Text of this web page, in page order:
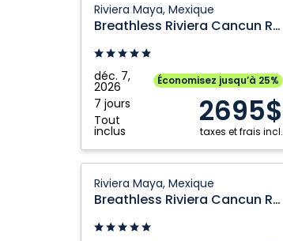
Riviera Maya, Mexique
Breathless Riviera Cancun Resort & Spa
déc. 7,
2026
7 jours
Tout
inclus
Économisez jusqu’à 25%
2695$
taxes et frais incl.
Riviera
Cancun
Resort
Spa:
Riviera
Maya,
Mexique
Riviera Maya, Mexique
Breathless Riviera Cancun Resort & Spa
Riviera
Cancun
Resort